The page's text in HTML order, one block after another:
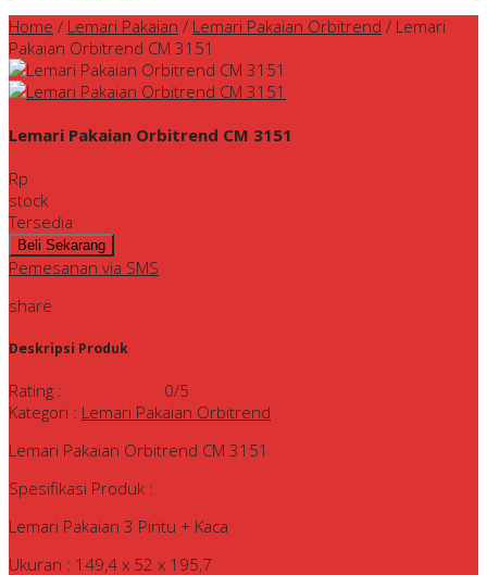
Home / Lemari Pakaian / Lemari Pakaian Orbitrend / Lemari
Pakaian Orbitrend CM 3151
Lemari Pakaian Orbitrend CM 3151
Rp
stock
Tersedia
Pemesanan via SMS
share
Deskripsi Produk
Rating : 0/5
Kategori : Lemari Pakaian Orbitrend
Lemari Pakaian Orbitrend CM 3151
Spesifikasi Produk :
Lemari Pakaian 3 Pintu + Kaca
Ukuran : 149,4 x 52 x 195,7